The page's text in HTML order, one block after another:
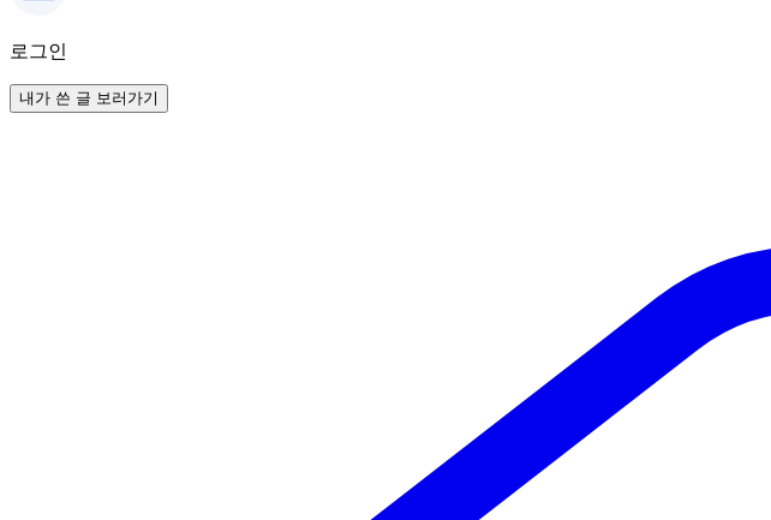
로그인
내가 쓴 글 보러가기